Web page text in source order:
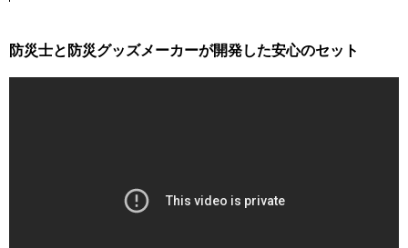
防災士と防災グッズメーカーが開発した安心のセット